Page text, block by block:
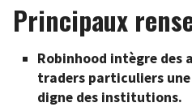
Principaux
Robinhood intègre des
traders particuliers
digne des institutions.